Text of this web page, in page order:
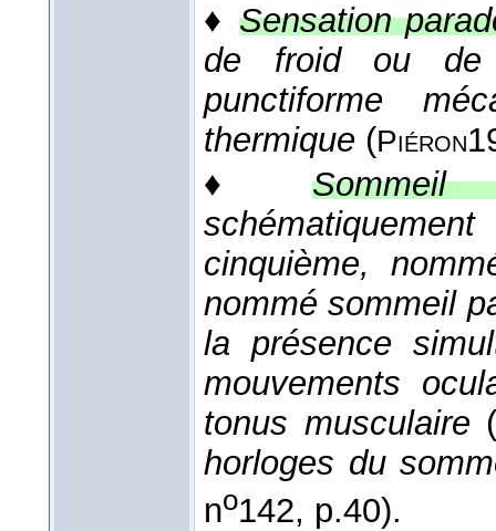
♦ Sensation
de froid ou de
punctiforme
thermique (Piéron
♦Sommeil
cinquième,
nommé sommeil
la présence
mouvements
tonus musculaire
horloges du
no142, p.40).